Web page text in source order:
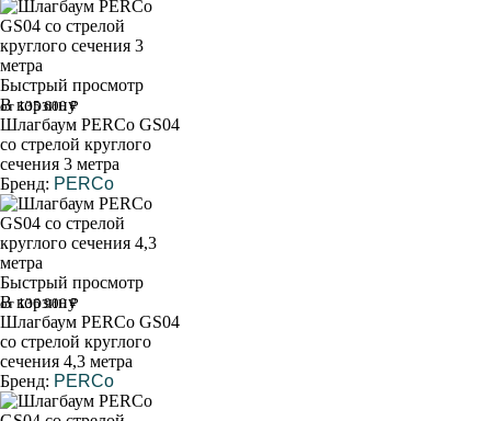
Быстрый просмотр
В корзину
от 135 600 ₽
Шлагбаум PERCo GS04
со стрелой круглого
сечения 3 метра
Бренд: PERCo
Быстрый просмотр
В корзину
от 136 900 ₽
Шлагбаум PERCo GS04
со стрелой круглого
сечения 4,3 метра
Бренд: PERCo